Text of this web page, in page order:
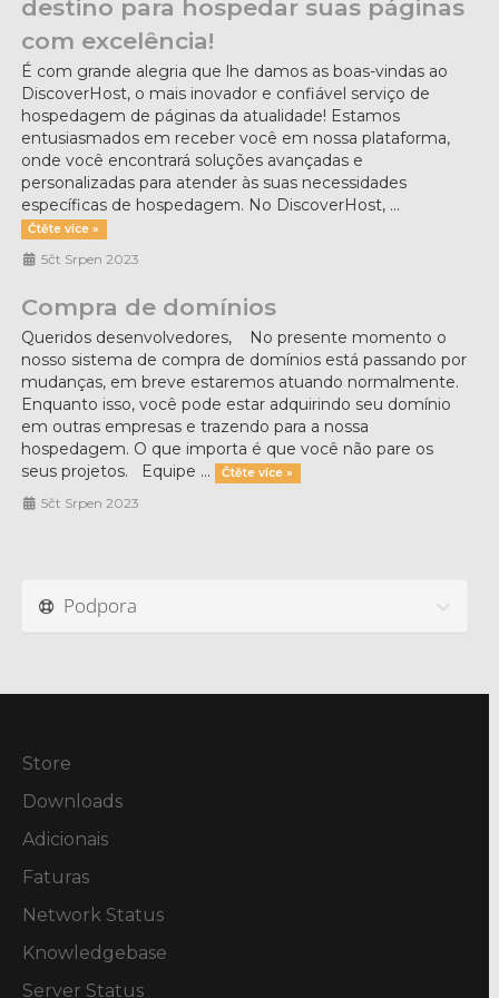
destino para hospedar suas páginas
com excelência!
É com grande alegria que lhe damos as boas-vindas ao
DiscoverHost, o mais inovador e confiável serviço de
hospedagem de páginas da atualidade! Estamos
entusiasmados em receber você em nossa plataforma,
onde você encontrará soluções avançadas e
personalizadas para atender às suas necessidades
específicas de hospedagem. No DiscoverHost, ...
Čtěte více »
5čt Srpen 2023
Compra de domínios
Queridos desenvolvedores, No presente momento o
nosso sistema de compra de domínios está passando por
mudanças, em breve estaremos atuando normalmente.
Enquanto isso, você pode estar adquirindo seu domínio
em outras empresas e trazendo para a nossa
hospedagem. O que importa é que você não pare os
seus projetos. Equipe ...
Čtěte více »
5čt Srpen 2023
Podpora
Store
Downloads
Adicionais
Faturas
Network Status
Knowledgebase
Server Status